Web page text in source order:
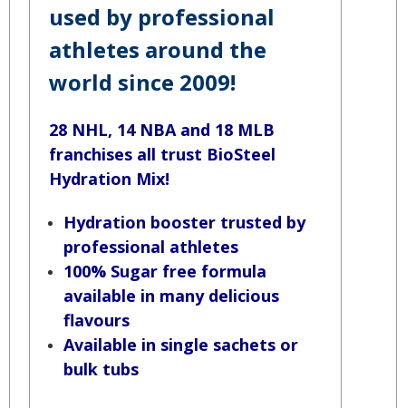
used by professional
athletes around the
world since 2009!
28 NHL, 14 NBA and 18 MLB
franchises all trust BioSteel
Hydration Mix!
Hydration booster trusted by
professional athletes
100% Sugar free formula
available in many delicious
flavours
Available in single sachets or
bulk tubs